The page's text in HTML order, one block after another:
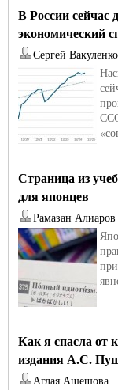
В России сейчас
экономический
Сергей Вакуленко
Страница из
для японцев
Рамазан Алиаров
Как я спасла от
издания А.С.
Аглая Ашешова